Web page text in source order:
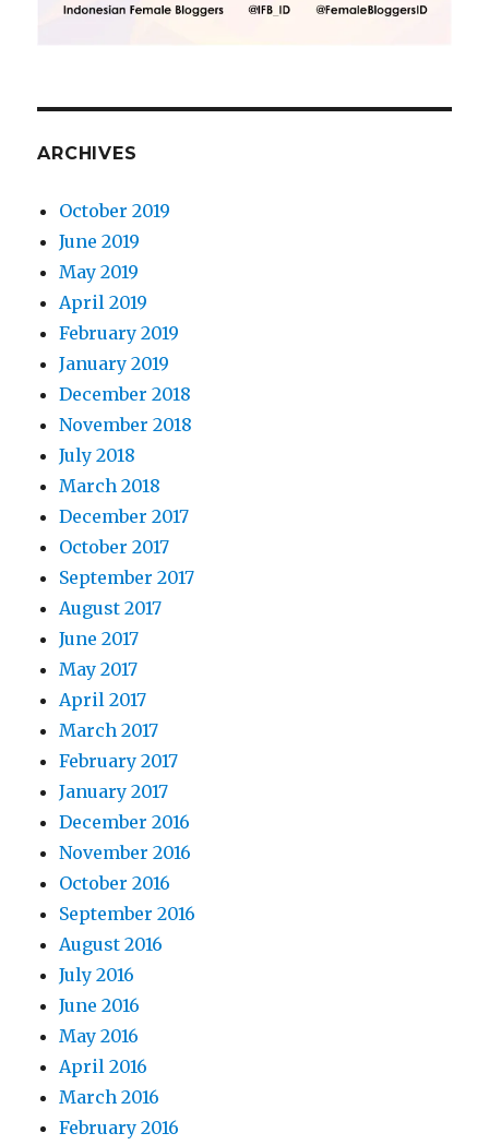
ARCHIVES
October 2019
June 2019
May 2019
April 2019
February 2019
January 2019
December 2018
November 2018
July 2018
March 2018
December 2017
October 2017
September 2017
August 2017
June 2017
May 2017
April 2017
March 2017
February 2017
January 2017
December 2016
November 2016
October 2016
September 2016
August 2016
July 2016
June 2016
May 2016
April 2016
March 2016
February 2016